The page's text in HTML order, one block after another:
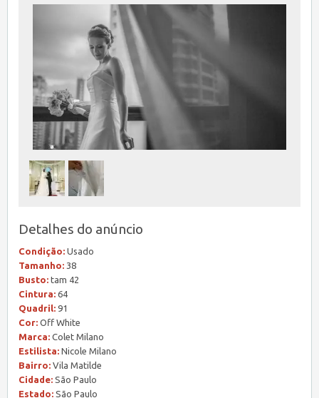
Detalhes do anúncio
Condição: Usado
Tamanho: 38
Busto: tam 42
Cintura: 64
Quadril: 91
Cor: Off White
Marca: Colet Milano
Estilista: Nicole Milano
Bairro: Vila Matilde
Cidade: São Paulo
Estado: São Paulo